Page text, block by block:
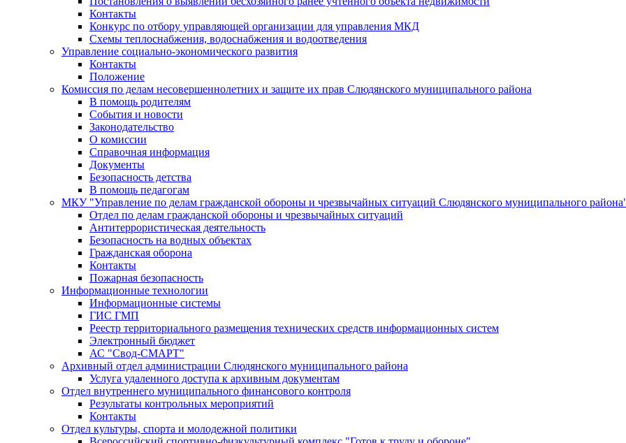
Контакты
Конкурс по отбору управляющей организации для управления МКД
Схемы теплоснабжения, водоснабжения и водоотведения
Управление социально-экономического развития
Контакты
Положение
Комиссия по делам несовершеннолетних и защите их прав Слюдянского муниципального района
В помощь родителям
События и новости
Законодательство
О комиссии
Справочная информация
Документы
Безопасность детства
В помощь педагогам
МКУ "Управление по делам гражданской обороны и чрезвычайных ситуаций Слюдянского муниципального
Отдел по делам гражданской обороны и чрезвычайных ситуаций
Антитеррористическая деятельность
Безопасность на водных объектах
Гражданская оборона
Контакты
Пожарная безопасность
Информационные технологии
Информационные системы
ГИС ГМП
Реестр территориального размещения технических средств информационных систем
Электронный бюджет
АС "Свод-СМАРТ"
Архивный отдел администрации Слюдянского муниципального района
Услуга удаленного доступа к архивным документам
Отдел внутреннего муниципального финансового контроля
Результаты контрольных мероприятий
Контакты
Отдел культуры, спорта и молодежной политики